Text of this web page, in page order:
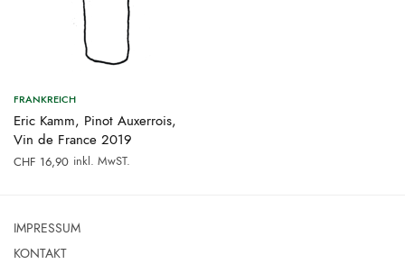
FRANKREICH
Eric Kamm, Pinot Auxerrois,
Vin de France 2019
CHF 16,90 inkl. MwST.
IMPRESSUM
KONTAKT